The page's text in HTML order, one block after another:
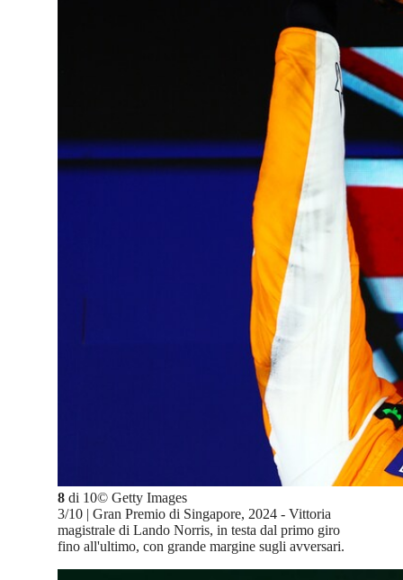
8 di 10© Getty Images
3/10 | Gran Premio di Singapore, 2024 - Vittoria
magistrale di Lando Norris, in testa dal primo giro
fino all'ultimo, con grande margine sugli avversari.